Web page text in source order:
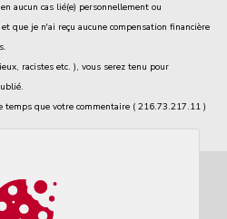
aucun cas lié(e) personnellement ou
que je n'ai reçu aucune compensation financière
racistes etc. ), vous serez tenu pour
temps que votre commentaire ( 216.73.217.11 )